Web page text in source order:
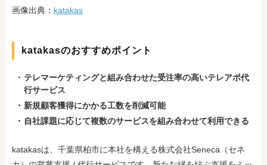
画像出典： katakas
katakasのおすすめポイント
テレマーケティングと組み合わせた受注率の高いテレアポ代
行サービス
新規顧客獲得にかかる工数を削減可能
自社課題に応じて複数のサービスを組み合わせて利用できる
katakasは、千葉県柏市に本社を構える株式会社Seneca（セネ